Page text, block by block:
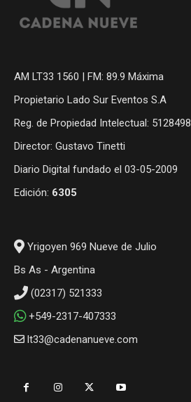
AM LT33 1560 | FM: 89.9 Máxima
Propietario Lado Sur Eventos S.A
Reg. de Propiedad Intelectual: 5128498
Director: Gustavo Tinetti
Diario Digital fundado el 03-05-2009
Edición: 6305
Yrigoyen 969 Nueve de Julio
Bs As - Argentina
(02317) 521333
+549-2317-407333
lt33@cadenanueve.com